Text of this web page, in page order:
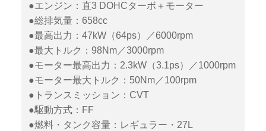
●エンジン：直3 DOHCターボ＋モーター
●総排気量：658cc
●最高出力：47kW（64ps）／6000rpm
●最大トルク：98Nm／3000rpm
●モーター最高出力：2.3kW（3.1ps）／1000rpm
●モーター最大トルク：50Nm／100rpm
●トランスミッション：CVT
●駆動方式：FF
●燃料・タンク容量：レギュラー・27L